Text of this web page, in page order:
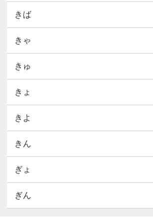
きば
きゃ
きゅ
きょ
きよ
きん
ぎょ
ぎん